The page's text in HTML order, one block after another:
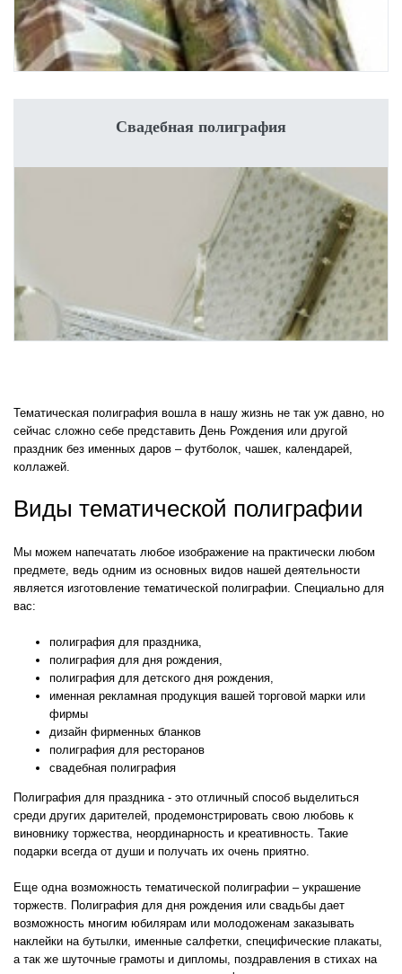
Свадебная полиграфия
Тематическая полиграфия вошла в нашу жизнь не так уж давно, но
сейчас сложно себе представить День Рождения или другой
праздник без именных даров – футболок, чашек, календарей,
коллажей.
Виды тематической полиграфии
Мы можем напечатать любое изображение на практически любом
предмете, ведь одним из основных видов нашей деятельности
является изготовление тематической полиграфии. Специально для
вас:
полиграфия для праздника,
полиграфия для дня рождения,
полиграфия для детского дня рождения,
именная рекламная продукция вашей торговой марки или
фирмы
дизайн фирменных бланков
полиграфия для ресторанов
свадебная полиграфия
Полиграфия для праздника - это отличный способ выделиться
среди других дарителей, продемонстрировать свою любовь к
виновнику торжества, неординарность и креативность. Такие
подарки всегда от души и получать их очень приятно.
Еще одна возможность тематической полиграфии – украшение
торжеств. Полиграфия для дня рождения или свадьбы дает
возможность многим юбилярам или молодоженам заказывать
наклейки на бутылки, именные салфетки, специфические плакаты,
а так же шуточные грамоты и дипломы, поздравления в стихах на